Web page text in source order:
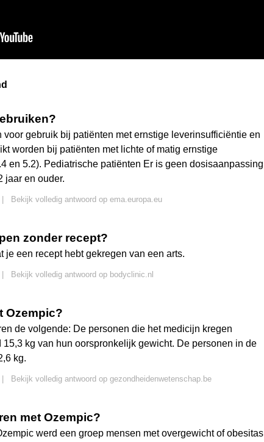
gebruik bij patiënten met ernstige leverinsufficiëntie en
worden bij patiënten met lichte of matig ernstige
en 5.2). Pediatrische patiënten Er is geen dosisaanpassing
jaar en ouder.
Bekijk volledig antwoord op ema.europa.eu
zonder recept?
je een recept hebt gekregen van een arts.
Bekijk volledig antwoord op bodyclinic.nl
Ozempic?
de volgende: De personen die het medicijn kregen
kg van hun oorspronkelijk gewicht. De personen in de
kg.
Bekijk volledig antwoord op gezondheidenwetenschap.be
met Ozempic?
werd een groep mensen met overgewicht of obesitas